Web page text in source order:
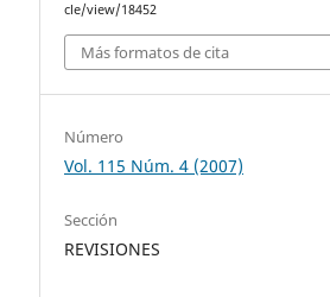
cle/view/18452
Más formatos de cita
Número
Vol. 115 Núm. 4 (2007)
Sección
REVISIONES